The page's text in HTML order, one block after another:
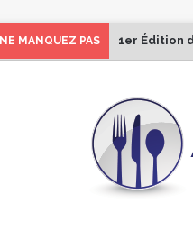
NE MANQUEZ PAS 1er Édition